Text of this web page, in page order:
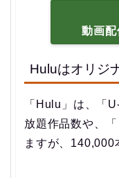
動画
Huluはオリジ
「Hulu」は、「
放題作品数や、
ますが、140,000